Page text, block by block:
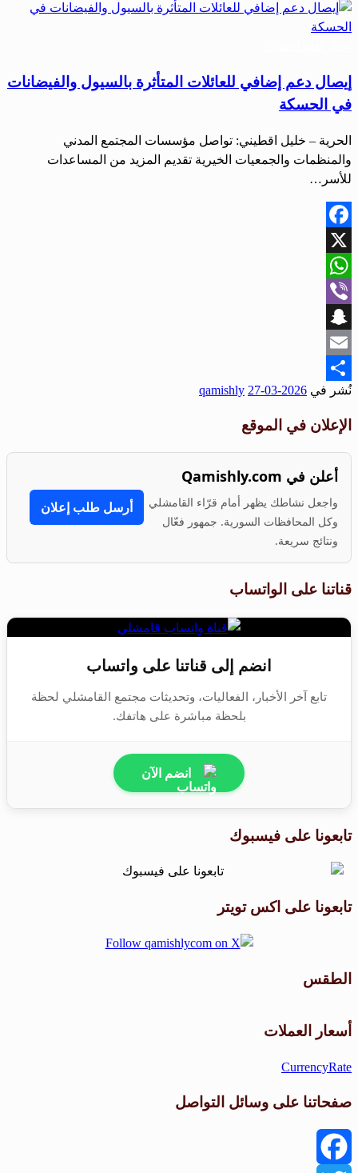
إيصال دعم إضافي للعائلات المتأثرة بالسيول والفيضانات
في الحسكة
الحرية – خليل اقطيني: تواصل مؤسسات المجتمع المدني
والمنظمات والجمعيات الخيرية تقديم المزيد من المساعدات
للأسر…
Facebook
X
WhatsApp
Viber
Snapchat
Email
Share
نُشر في 2026-03-27
qamishly
الإعلان في الموقع
أعلن في Qamishly.com
واجعل نشاطك يظهر أمام قرّاء القامشلي
وكل المحافظات السورية. جمهور فعّال
ونتائج سريعة.
أرسل طلب إعلان
قناتنا على الواتساب
انضم إلى قناتنا على واتساب
تابع آخر الأخبار، الفعاليات، وتحديثات مجتمع القامشلي لحظة
بلحظة مباشرة على هاتفك.
انضم الآن
تابعونا على فيسبوك
تابعونا على اكس تويتر
الطقس
أسعار العملات
CurrencyRate
صفحاتنا على وسائل التواصل